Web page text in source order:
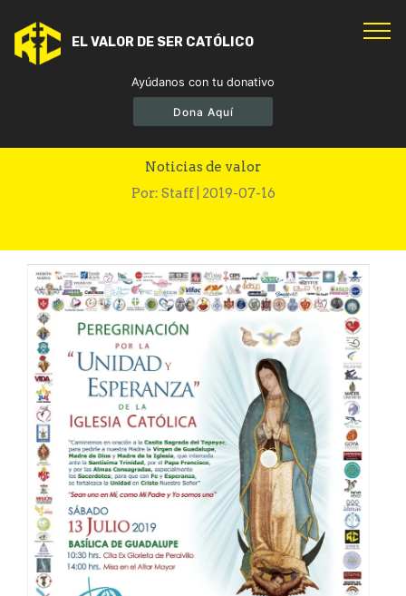
EL VALOR DE SER CATÓLICO
Ayúdanos con tu donativo
Dona Aquí
Peregrinación
Noticias de valor
Por: Staff | 2019-07-16